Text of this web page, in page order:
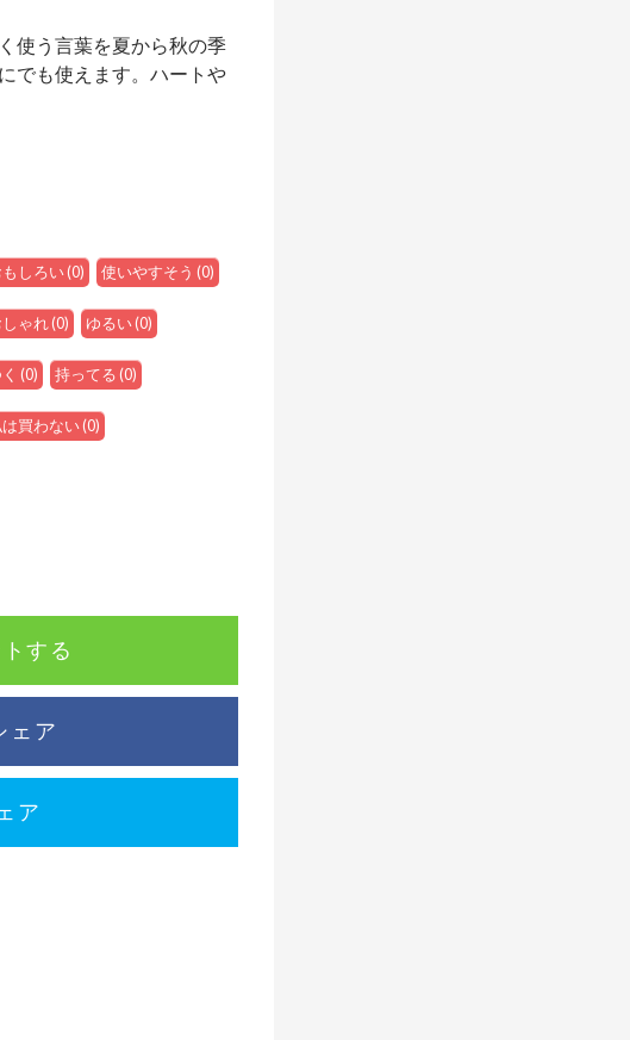
使う言葉を夏から秋の季
でも使えます。ハートや
もしろい(0) 使いやすそう (0)
しゃれ(0) ゆるい(0)
(0) 持ってる(0)
買わない(0)
する
ェア
ア